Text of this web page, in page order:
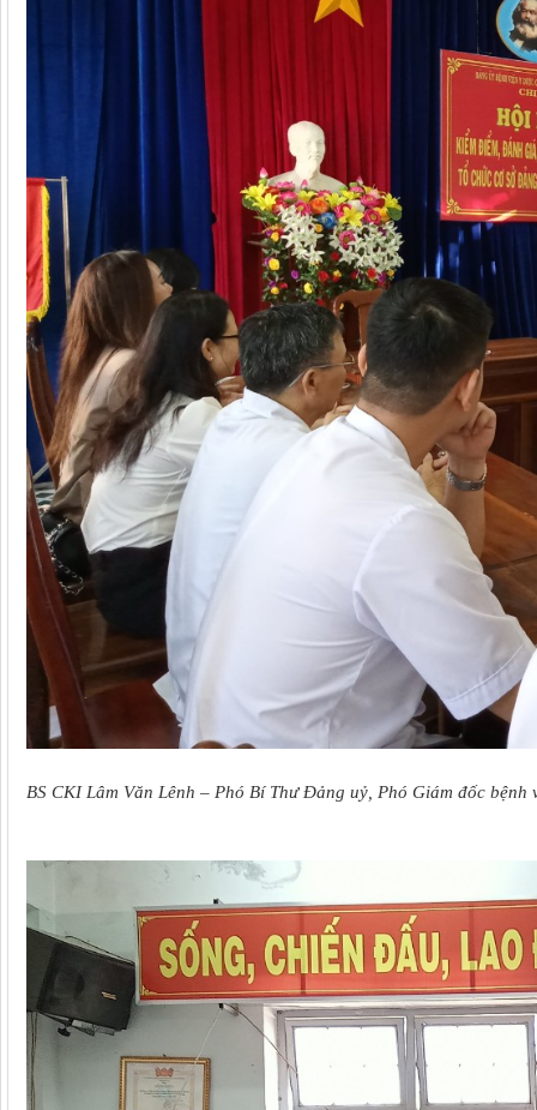
BS CKI Lâm Văn Lênh – Phó Bí Thư Đảng uỷ, Phó Giám đốc